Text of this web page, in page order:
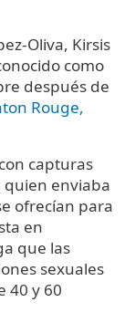
Oliva, Kirsis
como
después de
Rouge,
capturas
quien enviaba
ofrecían para
en
que las
sexuales
40 y 60